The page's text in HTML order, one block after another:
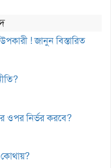
! জানুন বিস্তারিত
ওপর নির্ভর করবে?
কোথায়?